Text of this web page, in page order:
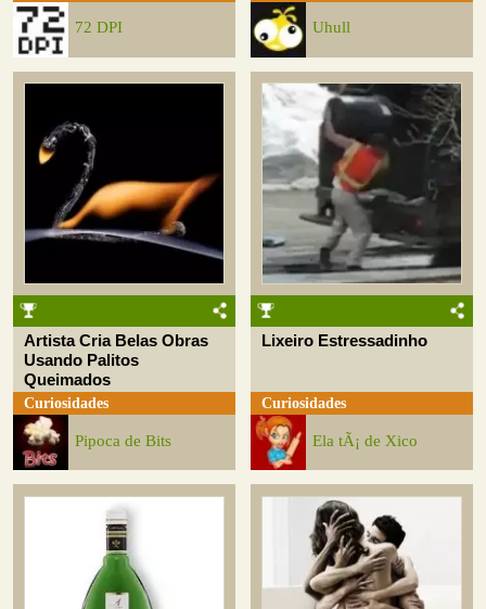
72 DPI Uhull
Artista Cria Belas Obras
Usando Palitos
Queimados
Curiosidades
Pipoca de Bits
Lixeiro Estressadinho
Curiosidades
Ela tÃ¡ de Xico